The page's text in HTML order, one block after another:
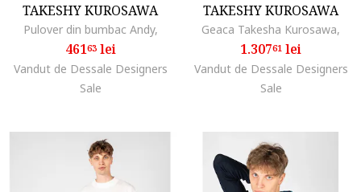
TAKESHY KUROSAWA
Pulover din bumbac Andy,
46163lei
Vandut de Dessale Designers
Sale
TAKESHY KUROSAWA
Geaca Takesha Kurosawa,
1.30761 lei
Vandut de Dessale Designers
Sale